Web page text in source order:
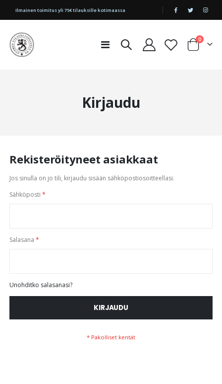
|
Ilmainen toimitus yli 75€ tilauksille kotimaassa
Toggle
Cart
0tuotetta
Kirjaudu
Rekisteröityneet asiakkaat
Jos sinulla on jo tili, kirjaudu sisään sähköpostiosoitteellasi.
Sähköposti
Salasana
Unohditko salasanasi?
KIRJAUDU